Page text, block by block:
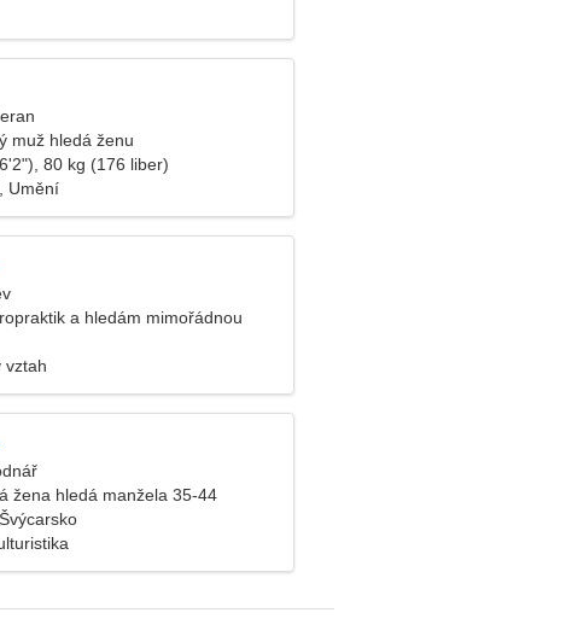
muž hledá ženu
80 kg (176 liber)
Umění
a hledám mimořádnou
vztah
žena hledá manžela 35-44